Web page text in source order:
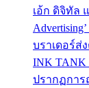
เอ้ก ดิจิทัล
บราเดอร์ส่
INK TANK
ปรากฏการ